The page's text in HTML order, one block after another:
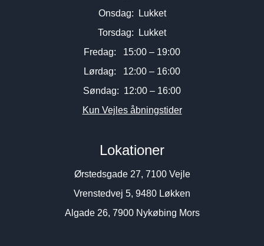
Onsdag: Lukket
Torsdag: Lukket
Fredag: 15:00 – 19:00
Lørdag: 12:00 – 16:00
Søndag: 12:00 – 16:00
Kun Vejles åbningstider
Lokationer
Ørstedsgade 27, 7100 Vejle
Vrenstedvej 5, 9480 Løkken
Algade 26, 7900 Nykøbing Mors